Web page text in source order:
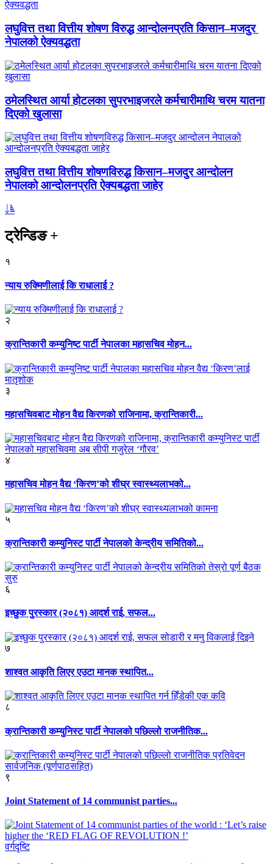
लघुवित्त तथा वित्तीय शोषण विरुद्ध आन्दोलनप्रति किसान–मजदुर
नेपालको ऐक्यवद्धता
ठमेलस्थित आर्या होटलका सुपरभाइजरले कर्मचारीमाथि चरम यातना
दिएको खुलासा
लघुवित्त तथा वित्तीय शोषणविरुद्ध किसान–मजदुर आन्दोलन
नेपालको आन्दोलनप्रति ऐक्यबद्धता जाहेर
ट्रेन्डिङ+
१
न्याय रुक्मिणीलाई कि राधालाई ?
२
क्रान्तिकारी कम्युनिष्ट पार्टी नेपालका महासचिव मोहन...
३
महासचिवबाट मोहन वैद्य किरणको राजिनामा, क्रान्तिकारी...
४
महासचिव मोहन वैद्य ‘किरण’को शीघ्र स्वास्थ्यलाभको...
५
क्रान्तिकारी कम्युनिस्ट पार्टी नेपालको केन्द्रीय समितिको...
६
इच्छुक पुरस्कार (२०८१) आदर्श राई, सफल...
७
शाश्वत आकृति लिएर एउटा मानक स्थापित...
८
क्रान्तिकारी कम्युनिस्ट पार्टी नेपालको पछिल्लो राजनीतिक...
९
Joint Statement of 14 communist parties...
वर्गदृष्टि